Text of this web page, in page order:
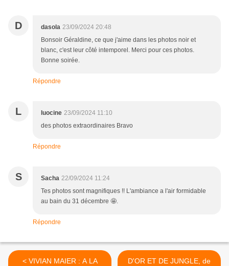
D dasola 23/09/2024 20:48
Bonsoir Géraldine, ce que j'aime dans les photos noir et
blanc, c'est leur côté intemporel. Merci pour ces photos.
Bonne soirée.
Répondre
L luocine 23/09/2024 11:10
des photos extraordinaires Bravo
Répondre
S Sacha 22/09/2024 11:24
Tes photos sont magnifiques !! L'ambiance a l'air formidable
au bain du 31 décembre 🤩.
Répondre
< VIVIAN MAIER : A LA
D'OR ET DE JUNGLE, de